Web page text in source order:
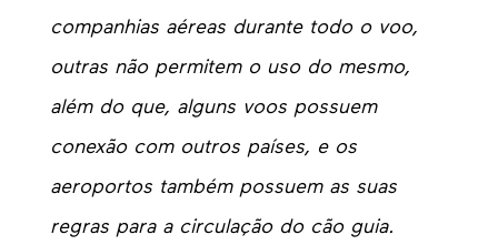
companhias aéreas durante todo o voo,
outras não permitem o uso do mesmo,
além do que, alguns voos possuem
conexão com outros países, e os
aeroportos também possuem as suas
regras para a circulação do cão guia.